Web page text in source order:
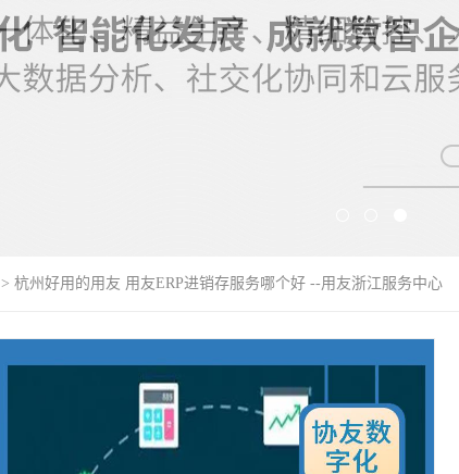
> 杭州好用的用友 用友ERP进销存服务哪个好 --用友浙江服务中心